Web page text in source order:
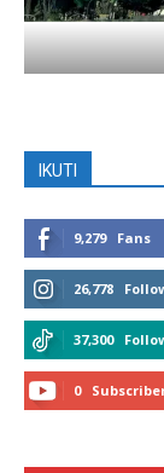
IKUTI
9,279 Fans
26,778
37,300
0